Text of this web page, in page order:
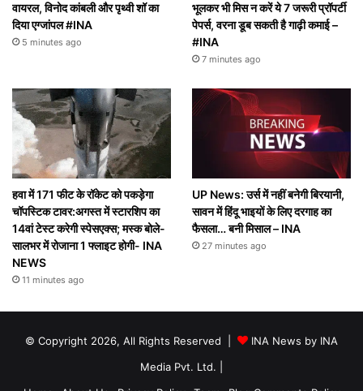
वायरल, विनोद कांबली और पृथ्वी शॉ का
दिया एग्जांपल #INA
5 minutes ago
भूलकर भी मिस न करें ये 7 जरूरी प्रॉपर्टी
पेपर्स, वरना डूब सकती है गाढ़ी कमाई –
#INA
7 minutes ago
हवा में 171 फीट के रॉकेट को पकड़ेगा
चॉपस्टिक टावर:अगस्त में स्टारशिप का
14वां टेस्ट करेगी स्पेसएक्स; मस्क बोले-
सालभर में रोजाना 1 फ्लाइट होगी- INA
NEWS
11 minutes ago
UP News: उर्स में नहीं बनेगी बिरयानी,
सावन में हिंदू भाइयों के लिए दरगाह का
फैसला… बनी मिसाल – INA
27 minutes ago
© Copyright 2026, All Rights Reserved |
INA News by INA
Media Pvt. Ltd.